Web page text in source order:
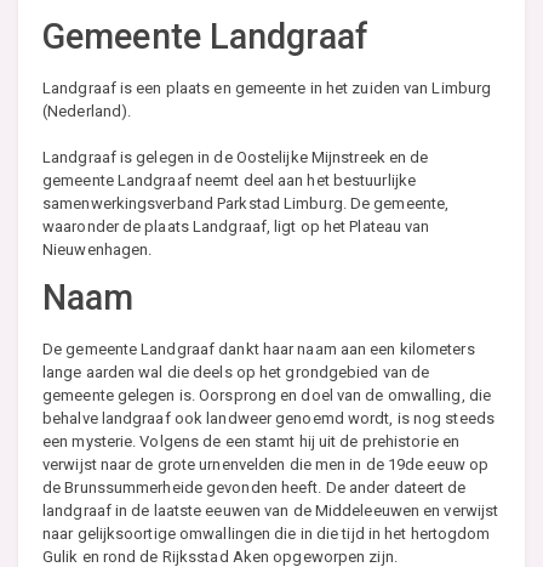
Gemeente Landgraaf
Landgraaf is een plaats en gemeente in het zuiden van Limburg
(Nederland).
Landgraaf is gelegen in de Oostelijke Mijnstreek en de
gemeente Landgraaf neemt deel aan het bestuurlijke
samenwerkingsverband Parkstad Limburg. De gemeente,
waaronder de plaats Landgraaf, ligt op het Plateau van
Nieuwenhagen.
Naam
De gemeente Landgraaf dankt haar naam aan een kilometers
lange aarden wal die deels op het grondgebied van de
gemeente gelegen is. Oorsprong en doel van de omwalling, die
behalve landgraaf ook landweer genoemd wordt, is nog steeds
een mysterie. Volgens de een stamt hij uit de prehistorie en
verwijst naar de grote urnenvelden die men in de 19de eeuw op
de Brunssummerheide gevonden heeft. De ander dateert de
landgraaf in de laatste eeuwen van de Middeleeuwen en verwijst
naar gelijksoortige omwallingen die in die tijd in het hertogdom
Gulik en rond de Rijksstad Aken opgeworpen zijn.